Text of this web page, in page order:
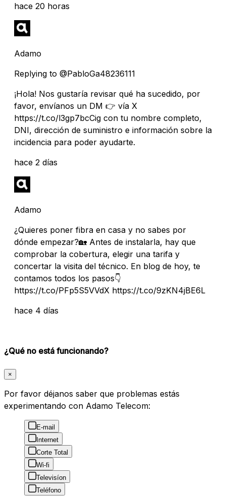
hace 20 horas
Adamo
Replying to @PabloGa48236111
¡Hola! Nos gustaría revisar qué ha sucedido, por
favor, envíanos un DM 👉 vía X
https://t.co/l3gp7bcCig con tu nombre completo,
DNI, dirección de suministro e información sobre la
incidencia para poder ayudarte.
hace 2 días
Adamo
¿Quieres poner fibra en casa y no sabes por
dónde empezar?🏡 Antes de instalarla, hay que
comprobar la cobertura, elegir una tarifa y
concertar la visita del técnico. En blog de hoy, te
contamos todos los pasos👇
https://t.co/PFp5S5VVdX https://t.co/9zKN4jBE6L
hace 4 días
¿Qué no está funcionando?
×
Por favor déjanos saber que problemas estás
experimentando con Adamo Telecom:
E-mail
Internet
Corte Total
Wi-fi
Televisíon
Teléfono